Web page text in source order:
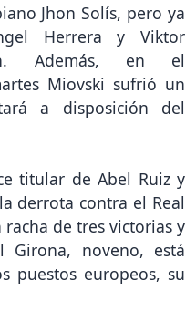
Jhon Solís, pero ya
Herrera y Viktor
Además, en el
Miovski sufrió un
a disposición del
titular de Abel Ruiz y
derrota contra el Real
de tres victorias y
Girona, noveno, está
puestos europeos, su